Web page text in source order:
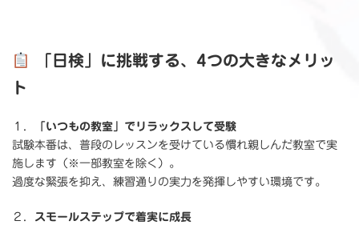
「日検」に挑戦する、4つの大きなメリッ
ト
１．
「いつもの教室」でリラックスして受験
試験本番は、普段のレッスンを受けている慣れ親しんだ教室で実
施します（※一部教室を除く）。
過度な緊張を抑え、練習通りの実力を発揮しやすい環境です。
２． スモールステップで着実に成長